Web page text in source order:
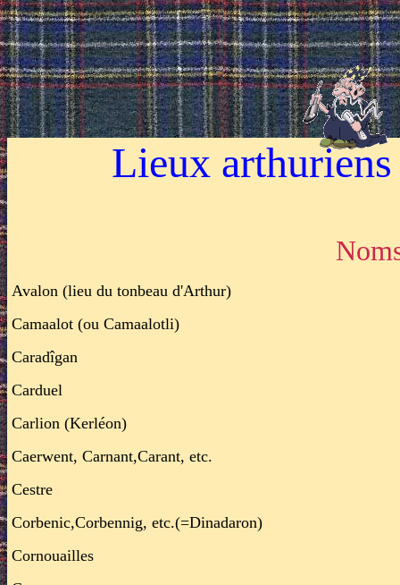
Lieux
Noms
Avalon (lieu du tonbeau d'Arthur)
Camaalot (ou Camaalotli)
Caradîgan
Carduel
Carlion (Kerléon)
Caerwent, Carnant,Carant, etc.
Cestre
Corbenic,Corbennig, etc.(=Dinadaron)
Cornouailles